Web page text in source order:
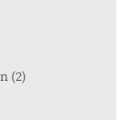
(2)